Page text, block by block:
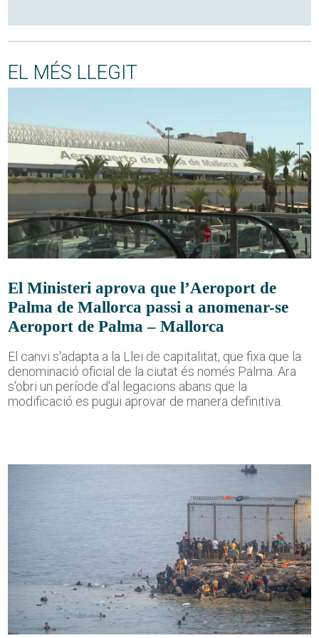
EL MÉS LLEGIT
El Ministeri aprova que l’Aeroport de
Palma de Mallorca passi a anomenar-se
Aeroport de Palma – Mallorca
El canvi s'adapta a la Llei de capitalitat, que fixa que la
denominació oficial de la ciutat és només Palma. Ara
s'obri un període d'al·legacions abans que la
modificació es pugui aprovar de manera definitiva.